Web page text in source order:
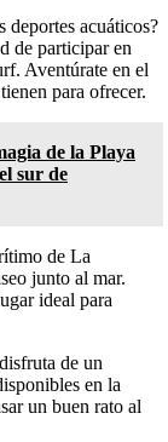
deportes acuáticos?
de participar en
Aventúrate en el
para ofrecer.
de la Playa
sur de
de La
junto al mar.
ideal para
de un
en la
un buen rato al